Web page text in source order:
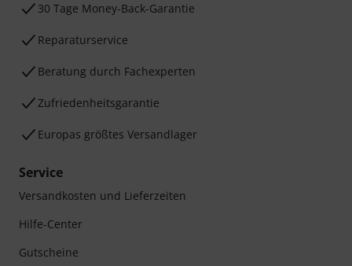
30 Tage Money-Back-Garantie
Reparaturservice
Beratung durch Fachexperten
Zufriedenheitsgarantie
Europas größtes Versandlager
Service
Versandkosten und Lieferzeiten
Hilfe-Center
Gutscheine